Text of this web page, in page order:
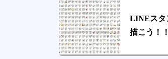
LINEスタ
描こう！！